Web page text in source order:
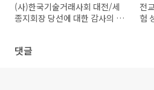
(사)한국기술거래사회 대전/세
종지회장 당선에 대한 감사의 말
전
험
댓글